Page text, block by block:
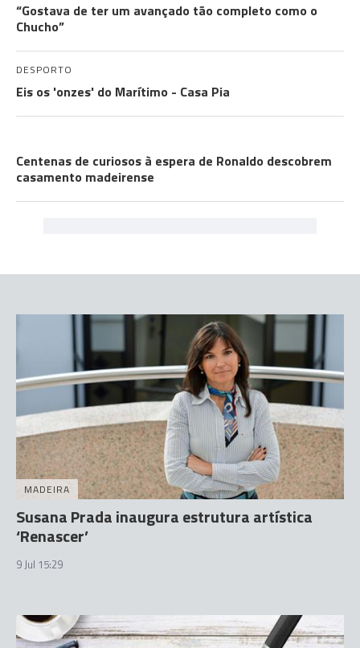
“Gostava de ter um avançado tão completo como o
Chucho”
DESPORTO
Eis os 'onzes' do Marítimo - Casa Pia
Centenas de curiosos à espera de Ronaldo descobrem
casamento madeirense
MADEIRA
Susana Prada inaugura estrutura artística
‘Renascer’
9 Jul 15:29